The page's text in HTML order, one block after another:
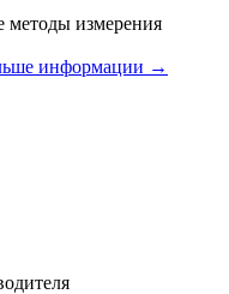
методы измерения
информации →